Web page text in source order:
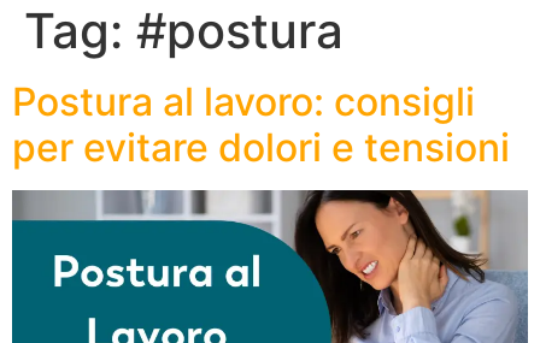
Tag: #postura
Postura al lavoro: consigli
per evitare dolori e tensioni